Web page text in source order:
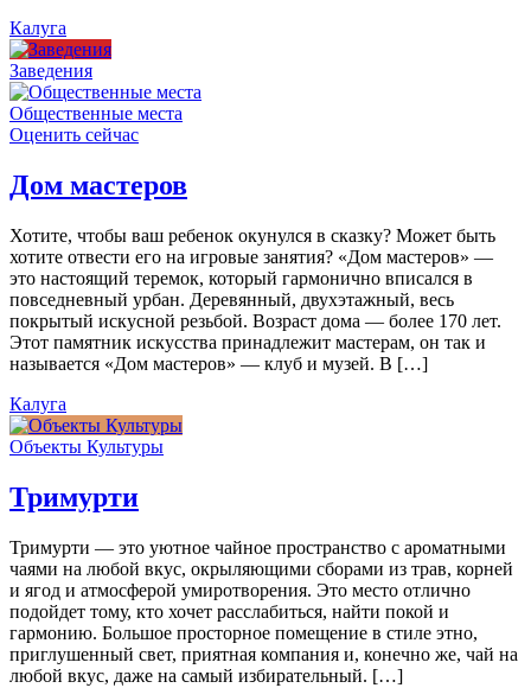
Калуга
Заведения
Общественные места
Оценить сейчас
Дом мастеров
Хотите, чтобы ваш ребенок окунулся в сказку? Может быть
хотите отвести его на игровые занятия? «Дом мастеров» —
это настоящий теремок, который гармонично вписался в
повседневный урбан. Деревянный, двухэтажный, весь
покрытый искусной резьбой. Возраст дома — более 170 лет.
Этот памятник искусства принадлежит мастерам, он так и
называется «Дом мастеров» — клуб и музей. В […]
Калуга
Объекты Культуры
Тримурти
Тримурти — это уютное чайное пространство с ароматными
чаями на любой вкус, окрыляющими сборами из трав, корней
и ягод и атмосферой умиротворения. Это место отлично
подойдет тому, кто хочет расслабиться, найти покой и
гармонию. Большое просторное помещение в стиле этно,
приглушенный свет, приятная компания и, конечно же, чай на
любой вкус, даже на самый избирательный. […]